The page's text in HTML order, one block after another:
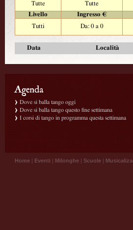
Tutte
Tutte
Livello
Ingresso €
Tutti
Da: 0 a 0
Data Località
Dove si balla tango oggi
Dove si balla tango questo fine settimana
I corsi di tango in programma questa settimana
Home | Eventi | Milonghe | Scuole |